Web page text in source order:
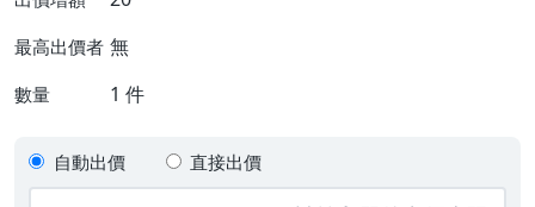
最高出價者 無
數量 1 件
自動出價 直接出價